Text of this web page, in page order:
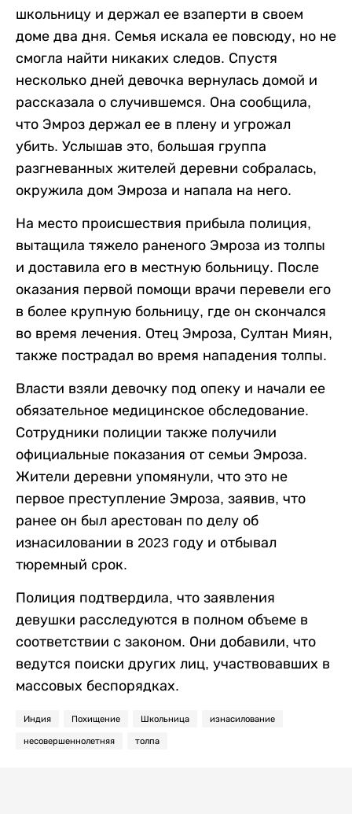
школьницу и держал ее взаперти в своем
доме два дня. Семья искала ее повсюду, но не
смогла найти никаких следов. Спустя
несколько дней девочка вернулась домой и
рассказала о случившемся. Она сообщила,
что Эмроз держал ее в плену и угрожал
убить. Услышав это, большая группа
разгневанных жителей деревни собралась,
окружила дом Эмроза и напала на него.
На место происшествия прибыла полиция,
вытащила тяжело раненого Эмроза из толпы
и доставила его в местную больницу. После
оказания первой помощи врачи перевели его
в более крупную больницу, где он скончался
во время лечения. Отец Эмроза, Султан Миян,
также пострадал во время нападения толпы.
Власти взяли девочку под опеку и начали ее
обязательное медицинское обследование.
Сотрудники полиции также получили
официальные показания от семьи Эмроза.
Жители деревни упомянули, что это не
первое преступление Эмроза, заявив, что
ранее он был арестован по делу об
изнасиловании в 2023 году и отбывал
тюремный срок.
Полиция подтвердила, что заявления
девушки расследуются в полном объеме в
соответствии с законом. Они добавили, что
ведутся поиски других лиц, участвовавших в
массовых беспорядках.
Индия Похищение Школьница изнасилование
несовершеннолетняя толпа